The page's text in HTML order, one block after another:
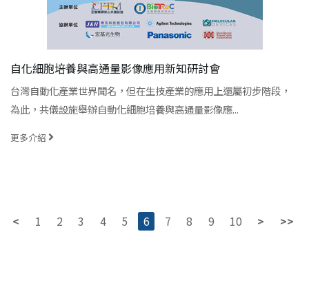
自化細胞培養與高通量影像應用新知研討會
台灣自動化產業世界聞名，但在生技產業的應用上還屬初步階段，
為此，共儀設施舉辦自動化細胞培養與高通量影像應...
更多介紹
< 1 2 3 4 5 6 7 8 9 10 > >>